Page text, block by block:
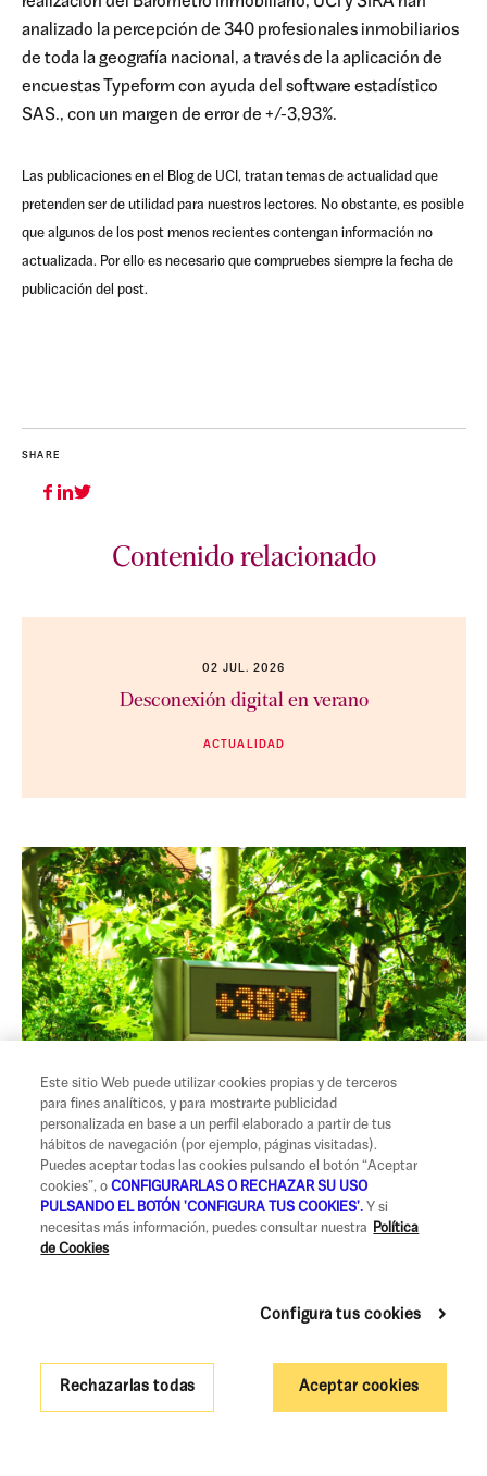
analizado la percepción de 340 profesionales inmobiliarios
de toda la geografía nacional, a través de la aplicación de
encuestas Typeform con ayuda del software estadístico
SAS., con un margen de error de +/-3,93%.
Las publicaciones en el Blog de UCI, tratan temas de actualidad que
pretenden ser de utilidad para nuestros lectores. No obstante, es posible
que algunos de los post menos recientes contengan información no
actualizada. Por ello es necesario que compruebes siempre la fecha de
publicación del post.
SHARE
Contenido relacionado
02 JUL. 2026
Desconexión digital en verano
ACTUALIDAD
09 JUN. 2026
SOS Calor: ¿está tu casa preparada para los
veranos del futuro?
Este sitio Web puede utilizar cookies propias y de terceros
para fines analíticos, y para mostrarte publicidad
personalizada en base a un perfil elaborado a partir de tus
hábitos de navegación (por ejemplo, páginas visitadas).
Puedes aceptar todas las cookies pulsando el botón “Aceptar
cookies”, oCONFIGURARLAS O RECHAZAR SU USO
PULSANDO EL BOTÓN 'CONFIGURA TUS COOKIES'. Y si
necesitas más información, puedes consultar nuestra
Política
de Cookies
Aceptar cookies
Rechazarlas todas
Configura tus cookies